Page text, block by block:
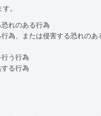
。
れのある行為
為、または侵害する恐れのあ
う行為
る行為